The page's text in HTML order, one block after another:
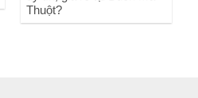
Thuột?